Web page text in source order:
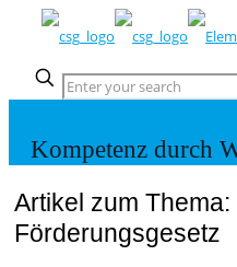
Kompetenz durch
Artikel zum Thema:
Förderungsgesetz